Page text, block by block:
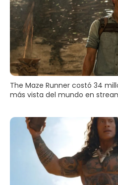
The Maze Runner costó 34
más vista del mundo en